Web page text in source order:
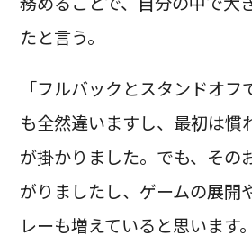
たと言う。
「フルバックとスタンドオ
も全然違いますし、最初は慣
が掛かりました。でも、その
がりましたし、ゲームの展開
レーも増えていると思います